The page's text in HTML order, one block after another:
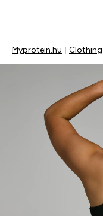
Myprotein.hu Clothing